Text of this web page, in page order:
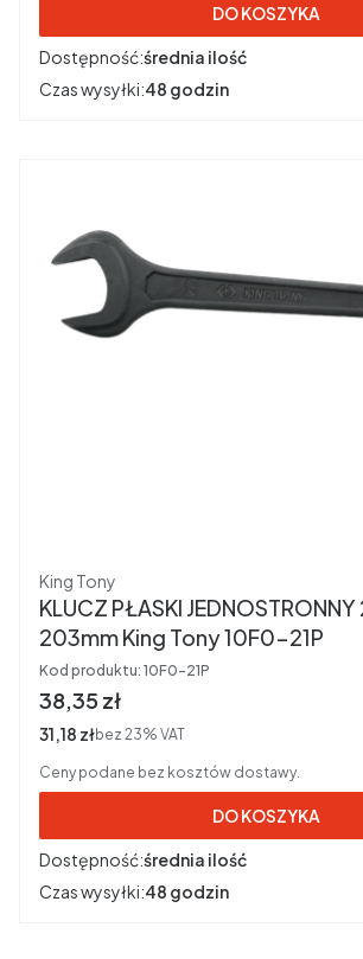
DO KOSZYKA
Dostępność:średnia ilość
Czas wysyłki:48 godzin
Producent
King Tony
KLUCZ PŁASKI JEDNOSTRONNY
203mm King Tony 10F0-21P
Kod produktu: 10F0-21P
Cena brutto
38,35 zł
Cena netto
31,18 złbez 23% VAT
Ceny podane bez kosztów dostawy.
DO KOSZYKA
Dostępność:średnia ilość
Czas wysyłki:48 godzin